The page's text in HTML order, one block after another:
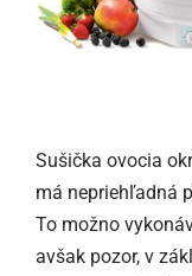
Sušička ovocia
má nepriehľadná
To možno
avšak pozor, v